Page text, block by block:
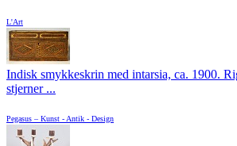
L'Art
Indisk smykkeskrin med intarsia, ca. 1900.
stjerner ...
Pegasus – Kunst - Antik - Design